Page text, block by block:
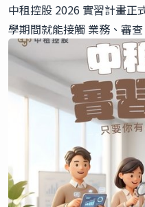
中租控股 2026 實習計畫正
學期間就能接觸 業務、審